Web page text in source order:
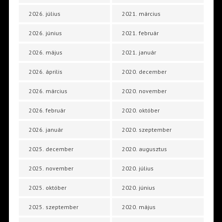
2026. július
2026. június
2026. május
2026. április
2026. március
2026. február
2026. január
2025. december
2025. november
2025. október
2025. szeptember
2021. március
2021. február
2021. január
2020. december
2020. november
2020. október
2020. szeptember
2020. augusztus
2020. július
2020. június
2020. május